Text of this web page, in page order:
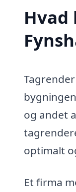
Hvad
og andet
optimalt
Et firma